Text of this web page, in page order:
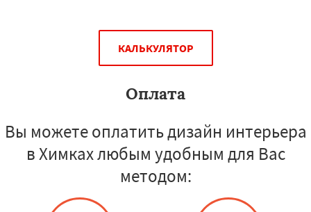
КАЛЬКУЛЯТОР
Оплата
Вы можете оплатить дизайн интерьера
в Химках любым удобным для Вас
методом: